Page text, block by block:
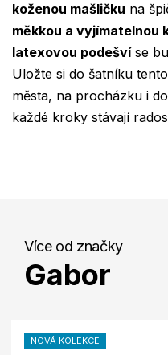
koženou mašličku na
měkkou a vyjímatelnou
latexovou podešvíse
Uložte si do šatníku
města, na procházku i
každé kroky stávají
Více od značky
Gabor
NOVÁ KOLEKCE